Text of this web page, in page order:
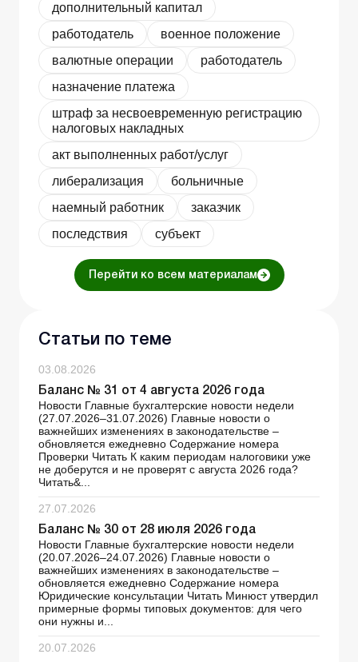
дополнительный капитал
работодатель
военное положение
валютные операции
работодатель
назначение платежа
штраф за несвоевременную регистрацию
налоговых накладных
акт выполненных работ/услуг
либерализация
больничные
наемный работник
заказчик
последствия
субъект
Перейти ко всем материалам
Статьи по теме
03.08.2026
Баланс № 31 от 4 августа 2026 года
Новости Главные бухгалтерские новости недели
(27.07.2026–31.07.2026) Главные новости о
важнейших изменениях в законодательстве –
обновляется ежедневно Содержание номера
Проверки Читать К каким периодам налоговики уже
не доберутся и не проверят с августа 2026 года?
Читать&...
27.07.2026
Баланс № 30 от 28 июля 2026 года
Новости Главные бухгалтерские новости недели
(20.07.2026–24.07.2026) Главные новости о
важнейших изменениях в законодательстве –
обновляется ежедневно Содержание номера
Юридические консультации Читать Минюст утвердил
примерные формы типовых документов: для чего
они нужны и...
20.07.2026